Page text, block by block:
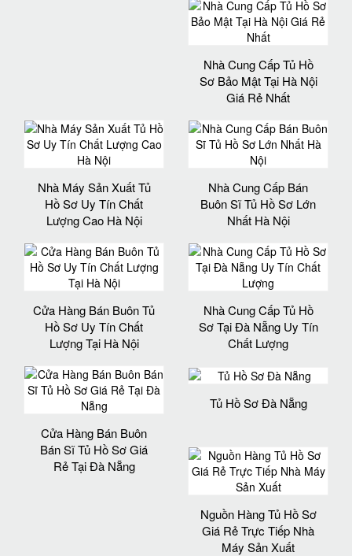
Nhà Cung Cấp Tủ Hồ
Sơ Bảo Mật Tại Hà Nội
Giá Rẻ Nhất
Nhà Máy Sản Xuất Tủ
Hồ Sơ Uy Tín Chất
Lượng Cao Hà Nội
Nhà Cung Cấp Bán
Buôn Sĩ Tủ Hồ Sơ Lớn
Nhất Hà Nội
Cửa Hàng Bán Buôn Tủ
Hồ Sơ Uy Tín Chất
Lượng Tại Hà Nội
Nhà Cung Cấp Tủ Hồ
Sơ Tại Đà Nẵng Uy Tín
Chất Lượng
Cửa Hàng Bán Buôn
Bán Sĩ Tủ Hồ Sơ Giá
Rẻ Tại Đà Nẵng
Tủ Hồ Sơ Đà Nẵng
Nguồn Hàng Tủ Hồ Sơ
Giá Rẻ Trực Tiếp Nhà
Máy Sản Xuất